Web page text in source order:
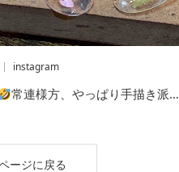
instagram
常連様方、やっぱり手描き派…
ージに戻る